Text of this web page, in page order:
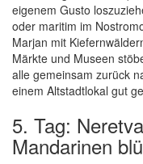
eigenem Gusto
oder maritim im
Marjan mit
Märkte und Museen
alle gemeinsam zurück
einem Altstadtlokal gut
5. Tag:
Mandarinen